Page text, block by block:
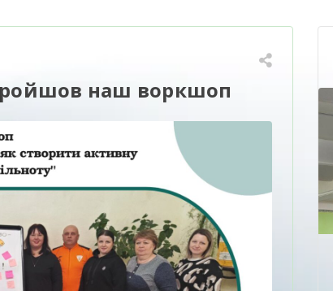
наш воркшоп